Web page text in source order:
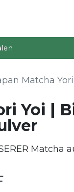
Matcha
Yoi |
Matcha